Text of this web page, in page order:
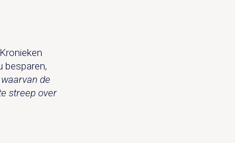
besparen,
de
streep over